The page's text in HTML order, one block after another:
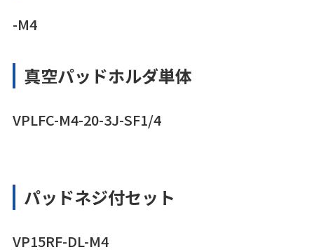
-M4
真空パッドホルダ単体
VPLFC-M4-20-3J-SF1/4
パッドネジ付セット
VP15RF-DL-M4